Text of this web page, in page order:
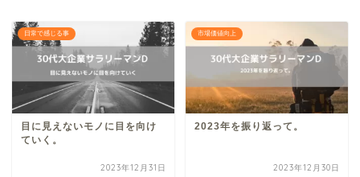
日常で感じる事
目に見えないモノに目を向け
ていく。
2023年12月31日
市場価値向上
2023年を振り返って。
2023年12月30日